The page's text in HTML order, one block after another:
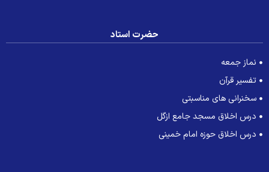
حضرت استاد
نماز جمعه
تفسیر قرآن
سخنرانی های مناسبتی
درس اخلاق مسجد جامع ازگل
درس اخلاق حوزه امام خمینی